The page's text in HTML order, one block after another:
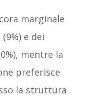
marginale
e dei
mentre la
preferisce
la struttura